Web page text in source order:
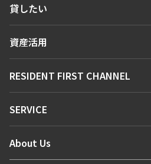
人気エリアから探す
新着情報から探す
新着募集情報
貸したい
お問い合わせ
資産活用
お問い合わせ
RESIDENT FIRST CHANNEL
マンションレポート
住まいのコラム
SERVICE
会員ページ
About Us